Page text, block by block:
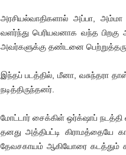
அரசியல்வாதிகளால் அப்பா,
வளர்ந்து பெரியவனாக வந்த பிறகு
அவர்களுக்கு தண்டனை
இந்தப் படத்தில், மீனா, வசுந்தரா
நடித்திருந்தனர்.
மோட்டார் சைக்கிள் ஒர்க்‌ஷாப்
தனது அத்திபட்டி கிராமத்தையே
தேவசகாயம் ஆகியோரை கடத்தும்